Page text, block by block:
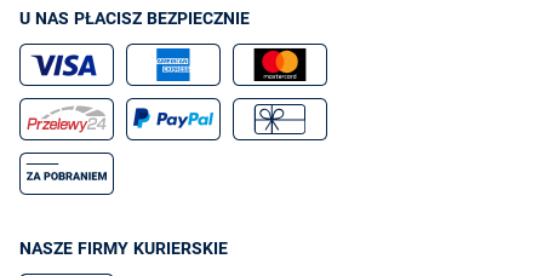
U NAS PŁACISZ BEZPIECZNIE
NASZE FIRMY KURIERSKIE